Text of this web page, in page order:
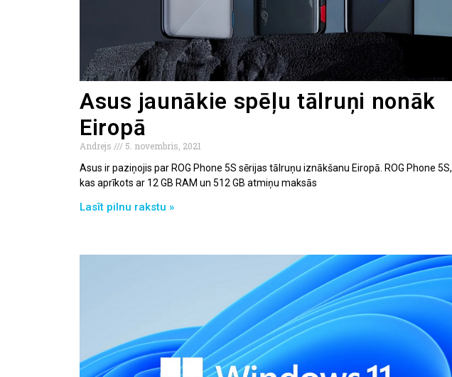
Asus jaunākie spēļu tālruņi nonāk
Eiropā
Andrejs
5. novembris, 2021
Asus ir paziņojis par ROG Phone 5S sērijas tālruņu iznākšanu Eiropā. ROG Phone 5S,
kas aprīkots ar 12 GB RAM un 512 GB atmiņu maksās
Lasīt pilnu rakstu »